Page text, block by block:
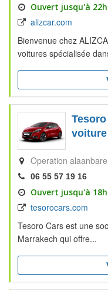
Ouvert jusqu'à
alizcar.com
Bienvenue chez
voitures spécialisée
Operation
06 55 57 19 16
Ouvert jusqu'à
tesorocars.com
Tesoro Cars est une
Marrakech qui offre...